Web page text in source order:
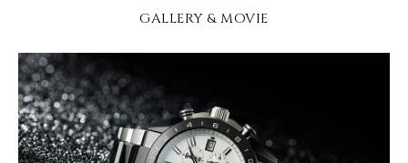
GALLERY & MOVIE